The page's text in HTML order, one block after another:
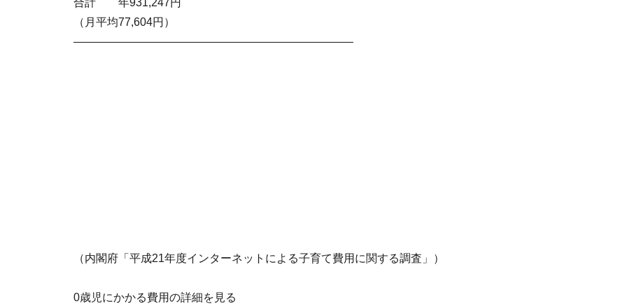
合計 年931,247円
（月平均77,604円）
—————————————————————————
（内閣府「平成21年度インターネットによる子育て費用に関する調査」）
0歳児にかかる費用の詳細を見る